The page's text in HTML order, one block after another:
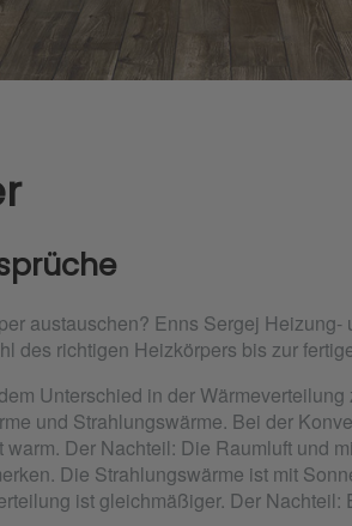
austauschen? Enns Sergej
des richtigen Heizkörpers bis zur
Unterschied in der
und Strahlungswärme. Bei der
Der Nachteil: Die Raumluft und
Die Strahlungswärme ist mit
ist gleichmäßiger. Der Nachteil: